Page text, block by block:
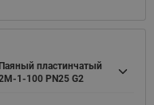
пластинчатый
1-100 PN25 G2